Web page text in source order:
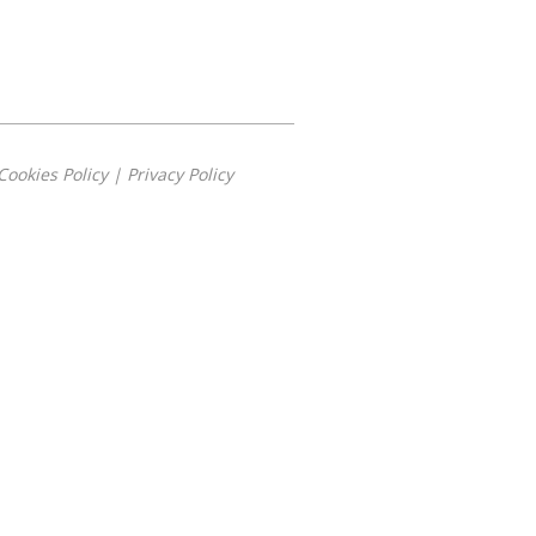
Cookies Policy| Privacy Policy